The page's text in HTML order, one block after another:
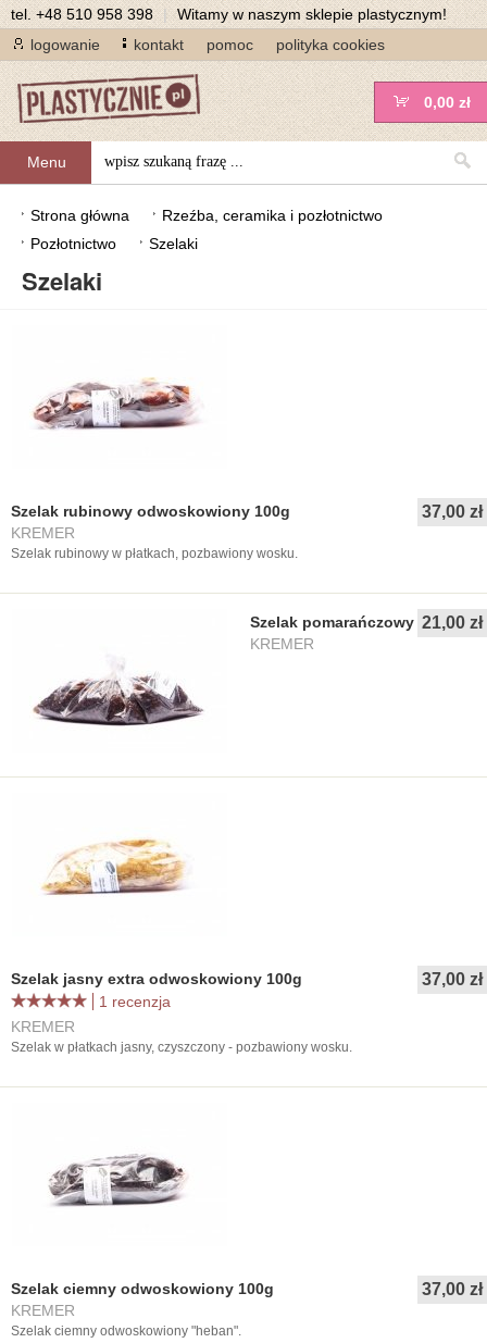
tel.+48 510 958 398 | Witamy w naszym sklepie plastycznym!
logowanie
kontakt pomoc polityka cookies
Menu
0,00 zł
Strona główna
Rzeźba, ceramika i pozłotnictwo
Pozłotnictwo
Szelaki
Szelaki
Szelak rubinowy odwoskowiony 100g 37,00 zł
KREMER
Szelak rubinowy w płatkach, pozbawiony wosku.
Szelak pomarańczowy 100g21,00 zł
KREMER
Szelak jasny extra odwoskowiony 100g 37,00 zł
1 recenzja
KREMER
Szelak w płatkach jasny, czyszczony - pozbawiony wosku.
Szelak ciemny odwoskowiony 100g 37,00 zł
KREMER
Szelak ciemny odwoskowiony "heban".